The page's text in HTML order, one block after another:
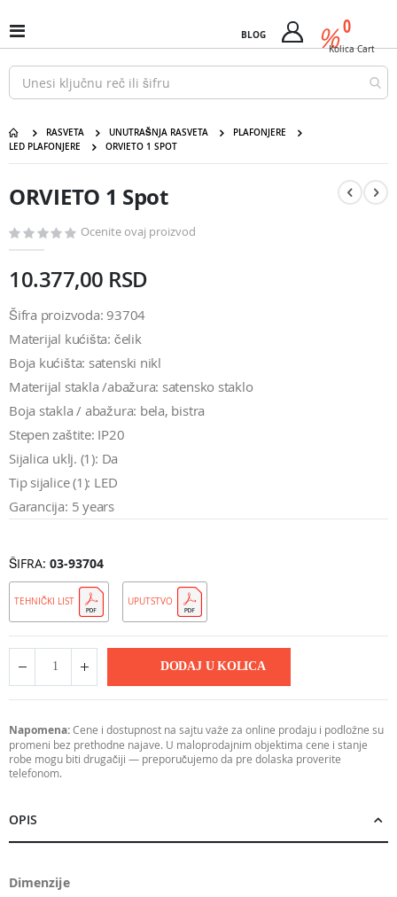
na
sadržaj
Uključi
/
isključi
Nav
BLOG %
Cart 0
Kolica Cart
RASVETA UNUTRAŠNJA RASVETA
PLAFONJERE
LED PLAFONJERE
ORVIETO 1 SPOT
kraj
galerije
početak
galerije
ORVIETO 1 Spot
Ocenite ovaj proizvod
10.377,00 RSD
Šifra proizvoda: 93704
Materijal kućišta: čelik
Boja kućišta: satenski nikl
Materijal stakla /abažura: satensko staklo
Boja stakla / abažura: bela, bistra
Stepen zaštite: IP20
Sijalica uklj. (1): Da
Tip sijalice (1): LED
Garancija: 5 years
ŠIFRA 03-93704
TEHNIČKI LIST UPUTSTVO
DODAJ U KOLICA
Napomena:Cene i dostupnost na sajtu važe za online prodaju i podložne su
promeni bez prethodne najave. U maloprodajnim objektima cene i stanje
robe mogu biti drugačiji — preporučujemo da pre dolaska proverite
telefonom.
OPIS
Dimenzije